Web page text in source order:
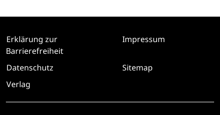
Erklärung zur
Barrierefreiheit
Impressum
Datenschutz
Sitemap
Verlag